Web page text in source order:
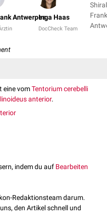
AntwerpesInga Haas
DocCheck Team
Frank
eine vomTentorium cerebelli
anterior.
indem du auf Bearbeiten
Redaktionsteam darum.
den Artikel schnell und